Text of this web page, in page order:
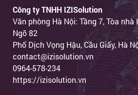
Công ty TNHH IZISolution
Văn phòng Hà Nội: Tầng 7, Tòa nhà
Ngõ 82
Phố Dịch Vọng Hậu, Cầu Giấy, Hà
contact@izisolution.vn
0964-578-234
https://izisolution.vn